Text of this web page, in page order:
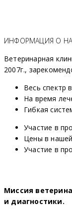
ИНФОРМАЦИЯ О
Ветеринарная
2007г.,
Весь спектр
На время
Гибкая
Участие в
Цены в
Участие в
Миссия
и диагностики.